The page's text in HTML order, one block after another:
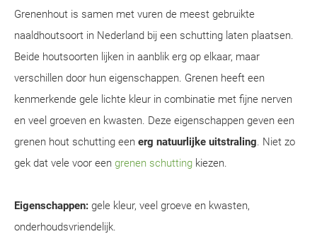
Grenenhout is samen met vuren de meest gebruikte
naaldhoutsoort in Nederland bij een schutting laten plaatsen.
Beide houtsoorten lijken in aanblik erg op elkaar, maar
verschillen door hun eigenschappen. Grenen heeft een
kenmerkende gele lichte kleur in combinatie met fijne nerven
en veel groeven en kwasten. Deze eigenschappen geven een
grenen hout schutting een erg natuurlijke uitstraling. Niet zo
gek dat vele voor een grenen schutting kiezen.
Eigenschappen: gele kleur, veel groeve en kwasten,
onderhoudsvriendelijk.